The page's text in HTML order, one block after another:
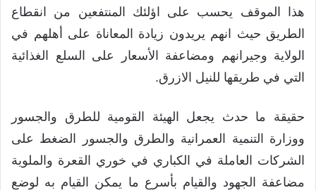
هذا الموقف يحسب على اؤلئك المنتفعين من انقطاع
الطريق حيث انهم يريدون زيادة المعاناة على أهلهم في
الولاية وجيرانهم ومضاعفة الأسعار على السلع الغذائية
التي في طريقها للنيل الازرق.
حقيقة ما حدث يجعل الهيئة القومية للطرق والجسور
ووزارة التنمية العمرانية والطرق والجسور الضغط على
الشركات العاملة في الكباري في خوري القعرة والملوية
مضاعفة الجهود والقيام بأسرع ما يمكن القيام به لوضع